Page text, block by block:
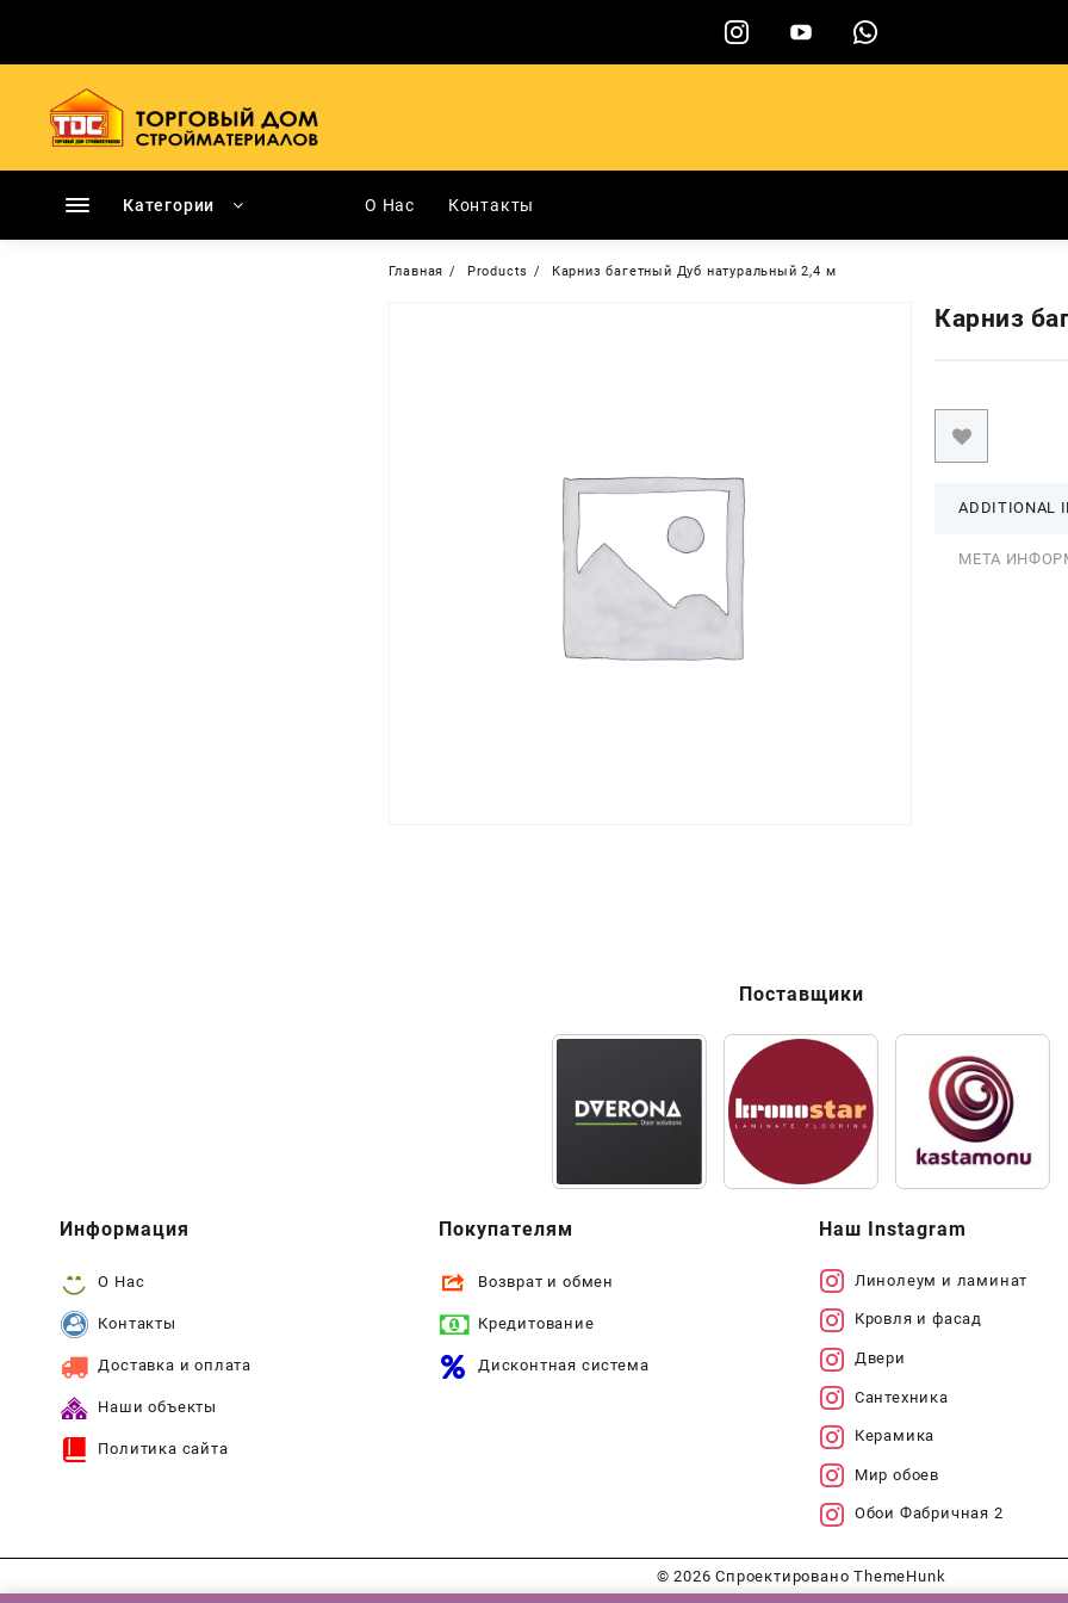
содержимому
Категории О Нас Контакты
Главная Products Карниз багетный Дуб натуральный 2,4 м
Карниз
ADDITIONAL
МЕТА
Поставщики
Информация
О Нас
Контакты
Доставка и оплата
Наши объекты
Политика сайта
Покупателям
Возврат и обмен
Кредитование
Дисконтная система
Наш Instagram
Линолеум и ламинат
Кровля и фасад
Двери
Сантехника
Керамика
Мир обоев
Обои Фабричная 2
© 2026Спроектировано ThemeHunk